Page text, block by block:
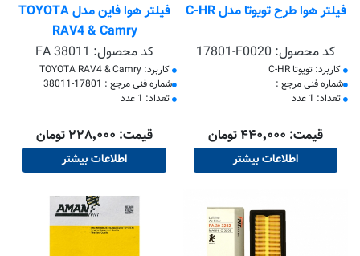
فیلتر هوا طرح تویوتا مدل C-HR
کد محصول: 17801-F0020
کاربرد: تویوتا C-HR
​شماره فنی مرجع :
تعداد: 1 عدد
قیمت: ۴۴۰٬۰۰۰ تومان
اطلاعات بیشتر
فیلتر هوا فاین مدل TOYOTA
RAV4 & Camry
کد محصول: FA 38011
کاربرد: TOYOTA RAV4 & Camry
​شماره فنی مرجع : 17801-38011
تعداد: 1 عدد
قیمت: ۲۲۸٬۰۰۰ تومان
اطلاعات بیشتر